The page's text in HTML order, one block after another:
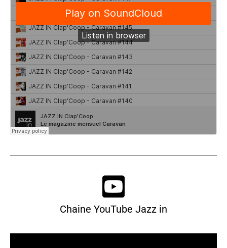
Chaine YouTube Jazz in